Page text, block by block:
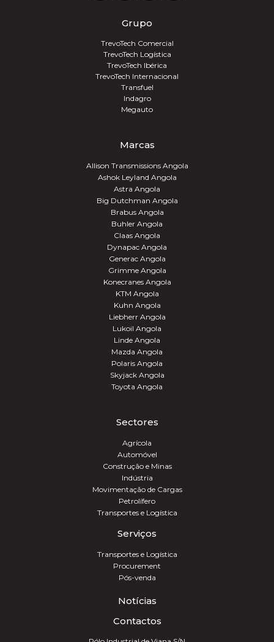
Grupo
TrevoTech Comercial
TrevoTech Logística
TrevoTech Ibérica
TrevoTech Internacional
Transfuel
Indagro
Megauto
Marcas
Allison Transmissions Angola
Ashok Leyland Angola
Astra Angola
Big Dutchman Angola
Brabus Angola
Buhler Angola
Claas Angola
Dynapac Angola
Generac Angola
Grimme Angola
Konecranes Angola
KTM Angola
Kuhn Angola
Liebherr Angola
Lukoil Angola
Linde Angola
Mazda Angola
Polaris Angola
Skyjack Angola
Toyota Angola
Sectores
Agrícola
Automóvel
Construção e Minas
Indústria
Movimentação de Cargas
Petrolífero
Transportes e Logística
Serviços
Transportes e Logística
Procurement
Pós-venda
Notícias
Contactos